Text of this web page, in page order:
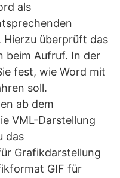
als
überprüft das
beim Aufruf. In der
fest, wie Word mit
soll.
ab dem
VML-Darstellung
das
Grafikdarstellung
GIF für